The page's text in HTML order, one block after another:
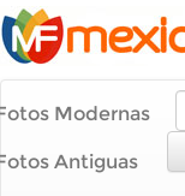
Modernas
Antiguas